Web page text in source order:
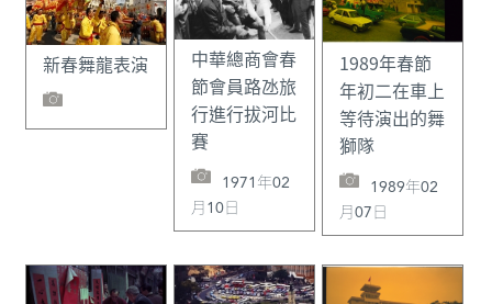
新春舞龍表演
中華總商會春
節會員路氹旅
行進行拔河比
賽
1971年02
月10日
1989年春節
年初二在車上
等待演出的舞
獅隊
1989年02
月07日